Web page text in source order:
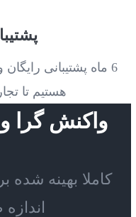
پشتیبانی
هستیم تا
واکنش گرا و
کاملا بهینه شده